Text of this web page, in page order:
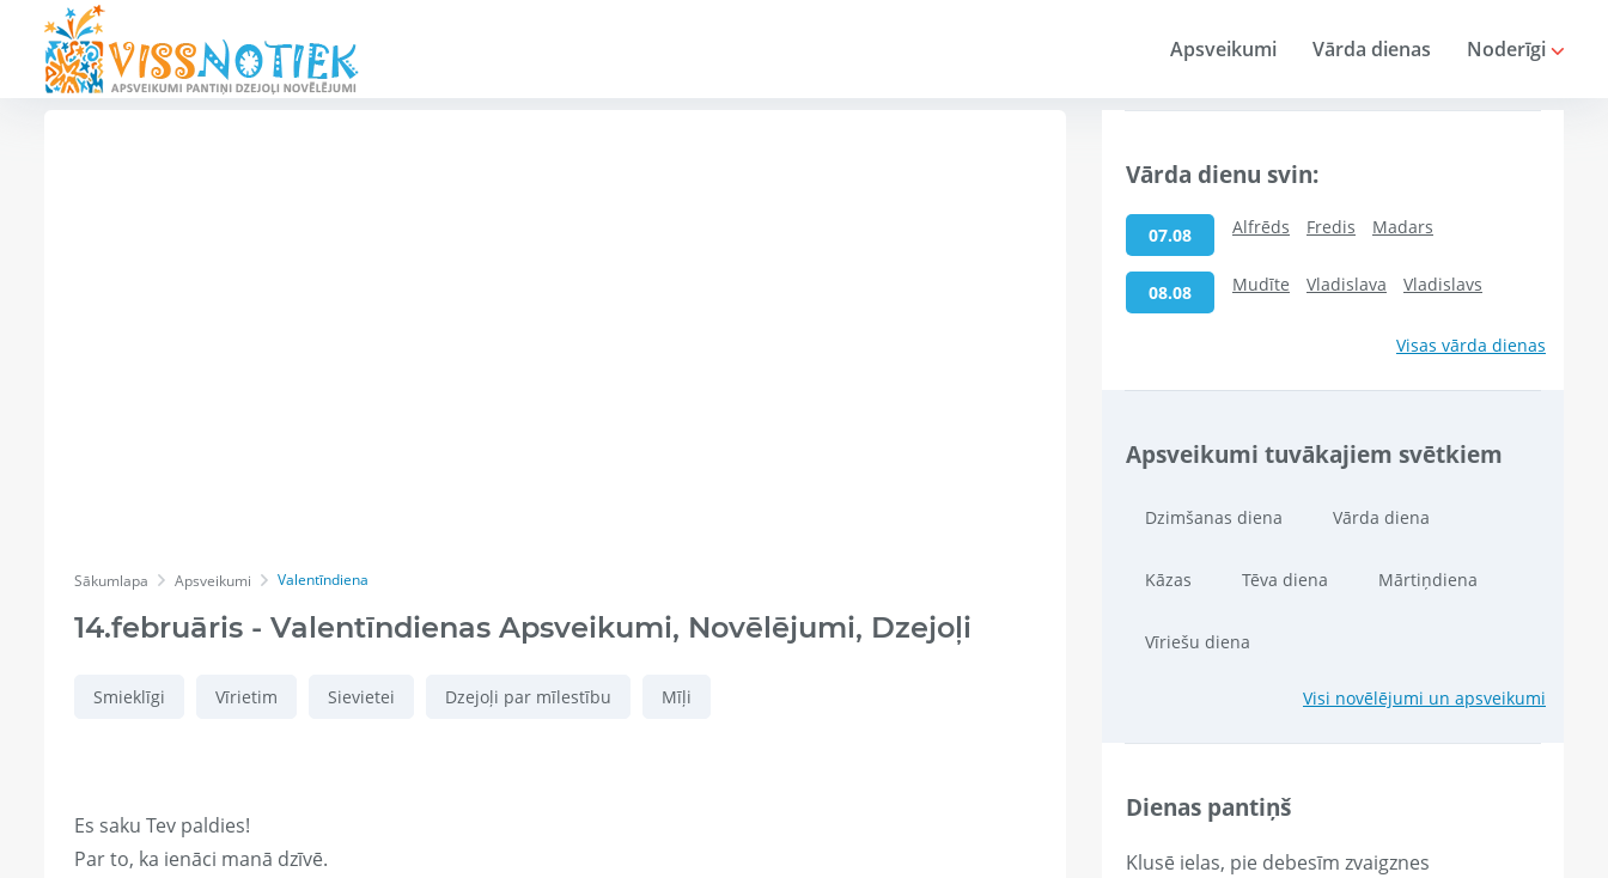
Apsveikumi Vārda dienas Noderīgi
Sākumlapa Apsveikumi Valentīndiena
14.februāris - Valentīndienas Apsveikumi, Novēlējumi, Dzejoļi
Smieklīgi Vīrietim Sievietei Dzejoļi par mīlestību Mīļi
Es saku Tev paldies!
Par to, ka ienāci manā dzīvē.
Vārda dienu svin:
07.08 Alfrēds Fredis Madars
08.08 Mudīte Vladislava Vladislavs
Visas vārda dienas
Apsveikumi tuvākajiem svētkiem
Dzimšanas diena Vārda diena
Kāzas Tēva diena Mārtiņdiena
Vīriešu diena
Visi novēlējumi un apsveikumi
Dienas pantiņš
Klusē ielas, pie debesīm zvaigznes